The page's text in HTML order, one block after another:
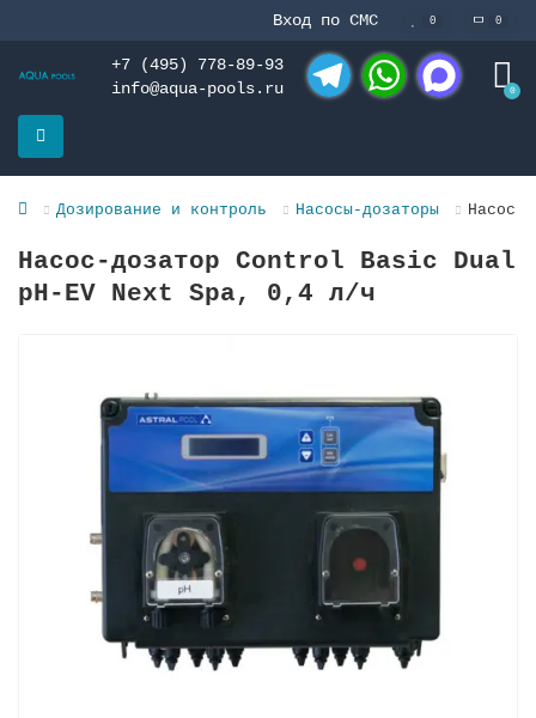
Вход по СМС 0 0
+7 (495) 778-89-93
info@aqua-pools.ru
0
Дозирование и контроль Насосы-дозаторы Насос-
Насос-дозатор Control Basic Dual
pH-EV Next Spa, 0,4 л/ч